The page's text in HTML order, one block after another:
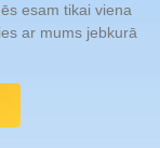
esam tikai viena
ar mums jebkurā